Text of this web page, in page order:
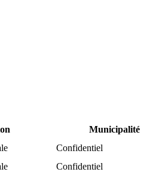
Municipalité
Confidentiel
Confidentiel